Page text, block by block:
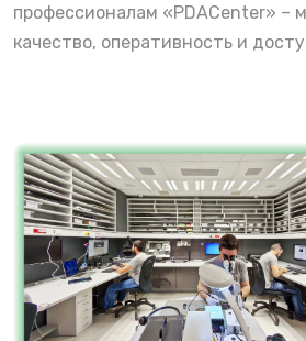
профессионалам «PDACenter» –
качество, оперативность и